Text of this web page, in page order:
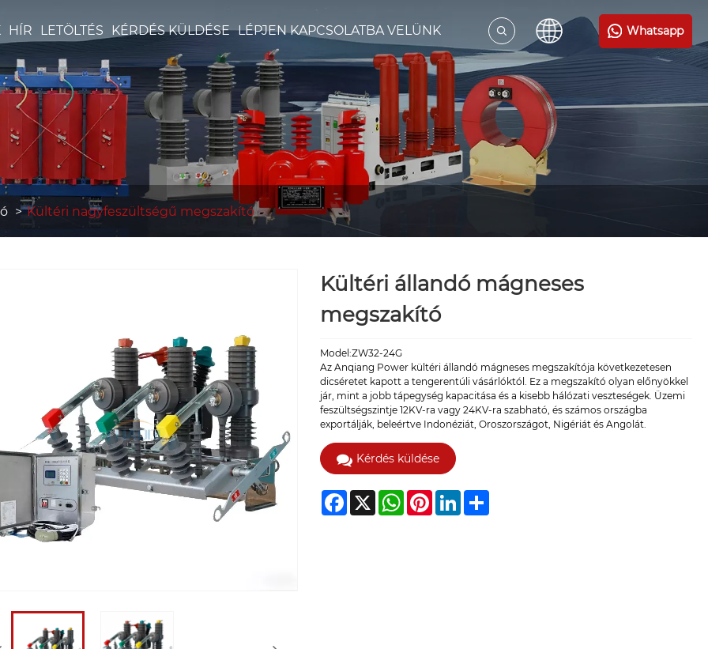
HÍR LETÖLTÉS KÉRDÉS KÜLDÉSE LÉPJEN KAPCSOLATBA VELÜNK Whatsapp
Kültéri nagyfeszültségű megszakító
Kültéri állandó mágneses
megszakító
Model:ZW32-24G
Az Anqiang Power kültéri állandó mágneses megszakítója következetesen
dicséretet kapott a tengerentúli vásárlóktól. Ez a megszakító olyan előnyökkel
jár, mint a jobb tápegység kapacitása és a kisebb hálózati veszteségek. Üzemi
feszültségszintje 12KV-ra vagy 24KV-ra szabható, és számos országba
exportálják, beleértve Indonéziát, Oroszországot, Nigériát és Angolát.
Kérdés küldése
Facebook
X WhatsAppPinterestLinkedInShare